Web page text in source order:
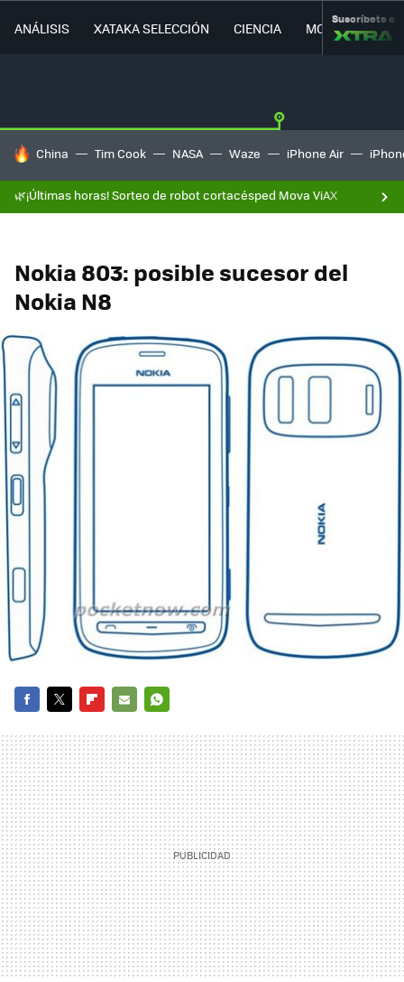
ANÁLISIS XATAKA SELECCIÓN CIENCIA MOVILIDAD
Suscríbete a
HOY SE HABLA DE
China Tim Cook NASA Waze iPhone Air
🌿¡Últimas horas! Sorteo de robot cortacésped Mova ViAX
Nokia 803: posible sucesor del
Nokia N8
MAIL